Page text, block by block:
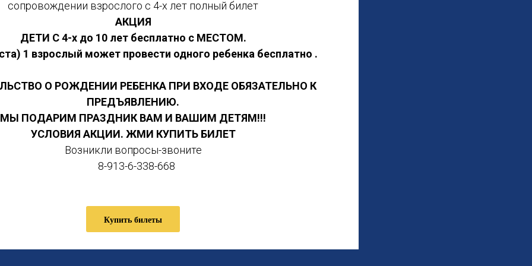
сопровождении взрослого с 4-х лет полный билет
АКЦИЯ
ДЕТИ С 4-х до 10 лет бесплатно с МЕСТОМ.
1 взрослый может провести одного ребенка бесплатно .
О РОЖДЕНИИ РЕБЕНКА ПРИ ВХОДЕ ОБЯЗАТЕЛЬНО К
ПРЕДЪЯВЛЕНИЮ.
МЫ ПОДАРИМ ПРАЗДНИК ВАМ И ВАШИМ ДЕТЯМ!!!
УСЛОВИЯ АКЦИИ. ЖМИ КУПИТЬ БИЛЕТ
Возникли вопросы-звоните
8-913-6-338-668
Купить билеты